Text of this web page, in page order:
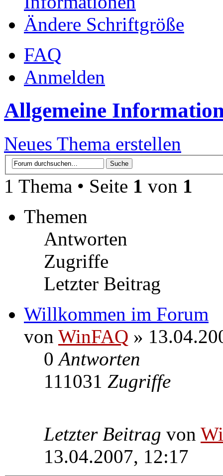
Ändere Schriftgröße
FAQ
Anmelden
Allgemeine
Neues Thema erstellen
1 Thema • Seite 1 von 1
Themen
Antworten
Zugriffe
Letzter Beitrag
Willkommen im Forum
von WinFAQ »
0Antworten
111031 Zugriffe
Letzter Beitrag von
13.04.2007, 12:17